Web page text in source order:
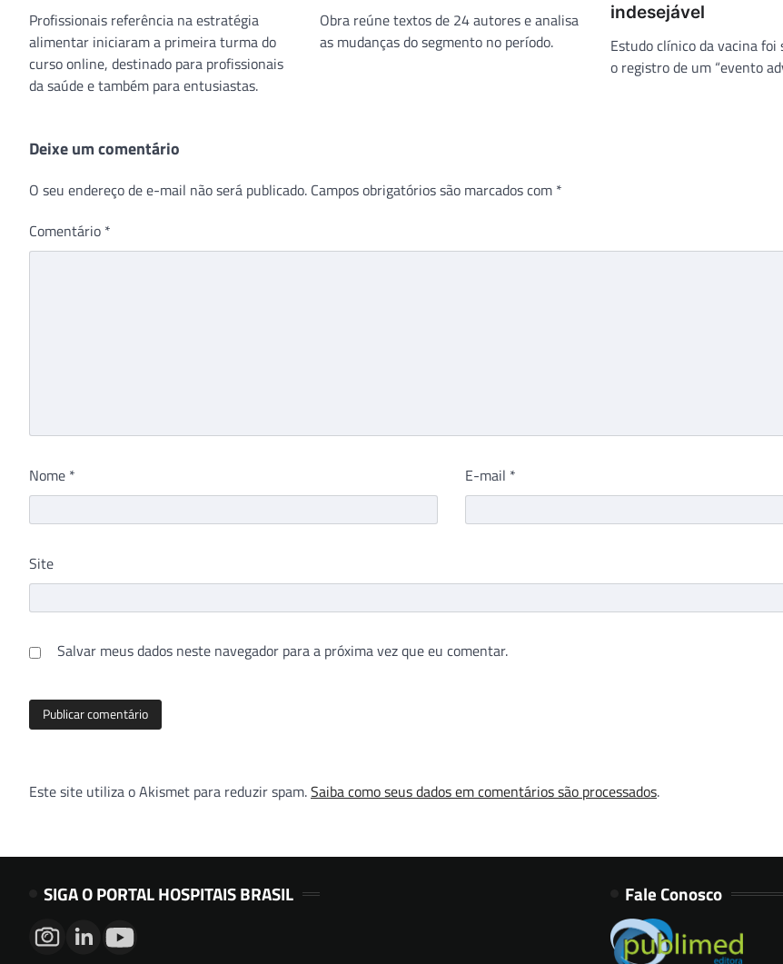
Profissionais referência na estratégia
alimentar iniciaram a primeira turma do
curso online, destinado para profissionais
da saúde e também para entusiastas.
Obra reúne textos de 24 autores e analisa
as mudanças do segmento no período.
indesejável
Estudo clínico da vacina foi
o registro de um “evento
Deixe um comentário
O seu endereço de e-mail não será publicado. Campos obrigatórios são marcados com *
Comentário *
Nome * E-mail *
Site
Salvar meus dados neste navegador para a próxima vez que eu comentar.
Este site utiliza o Akismet para reduzir spam.Saiba como seus dados em comentários são processados.
SIGA O PORTAL HOSPITAIS BRASIL Fale Conosco